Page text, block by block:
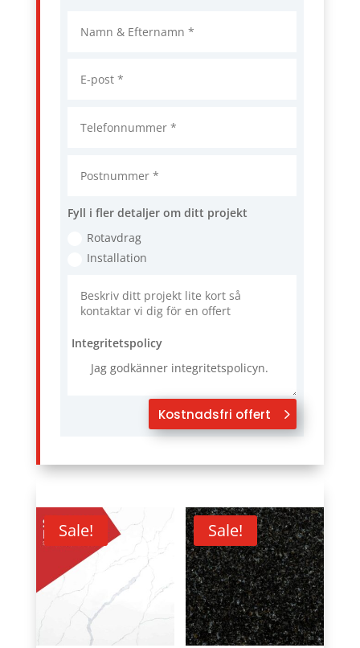
Fyll i fler detaljer om ditt projekt
Rotavdrag
Installation
Integritetspolicy
Jag godkänner integritetspolicyn.
Kostnadsfri offert
Sale! Sale!